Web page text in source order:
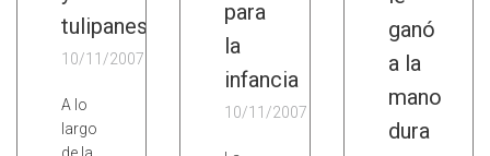
tulipanes
10/11/2007
A lo
largo
para
la
infancia
10/11/2007
ganó
a la
mano
dura